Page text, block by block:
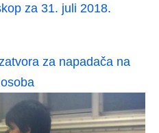
za 31. juli 2018.
za napadača na